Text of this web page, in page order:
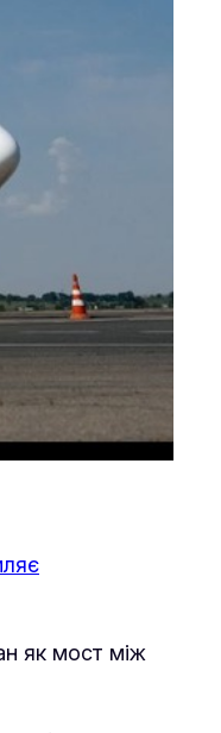
як мост між